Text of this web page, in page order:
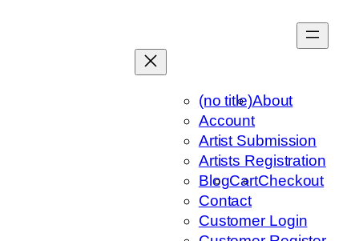
(no title)About
Account
Artist Submission
Artists Registration
BlogCartCheckout
Contact
Customer Login